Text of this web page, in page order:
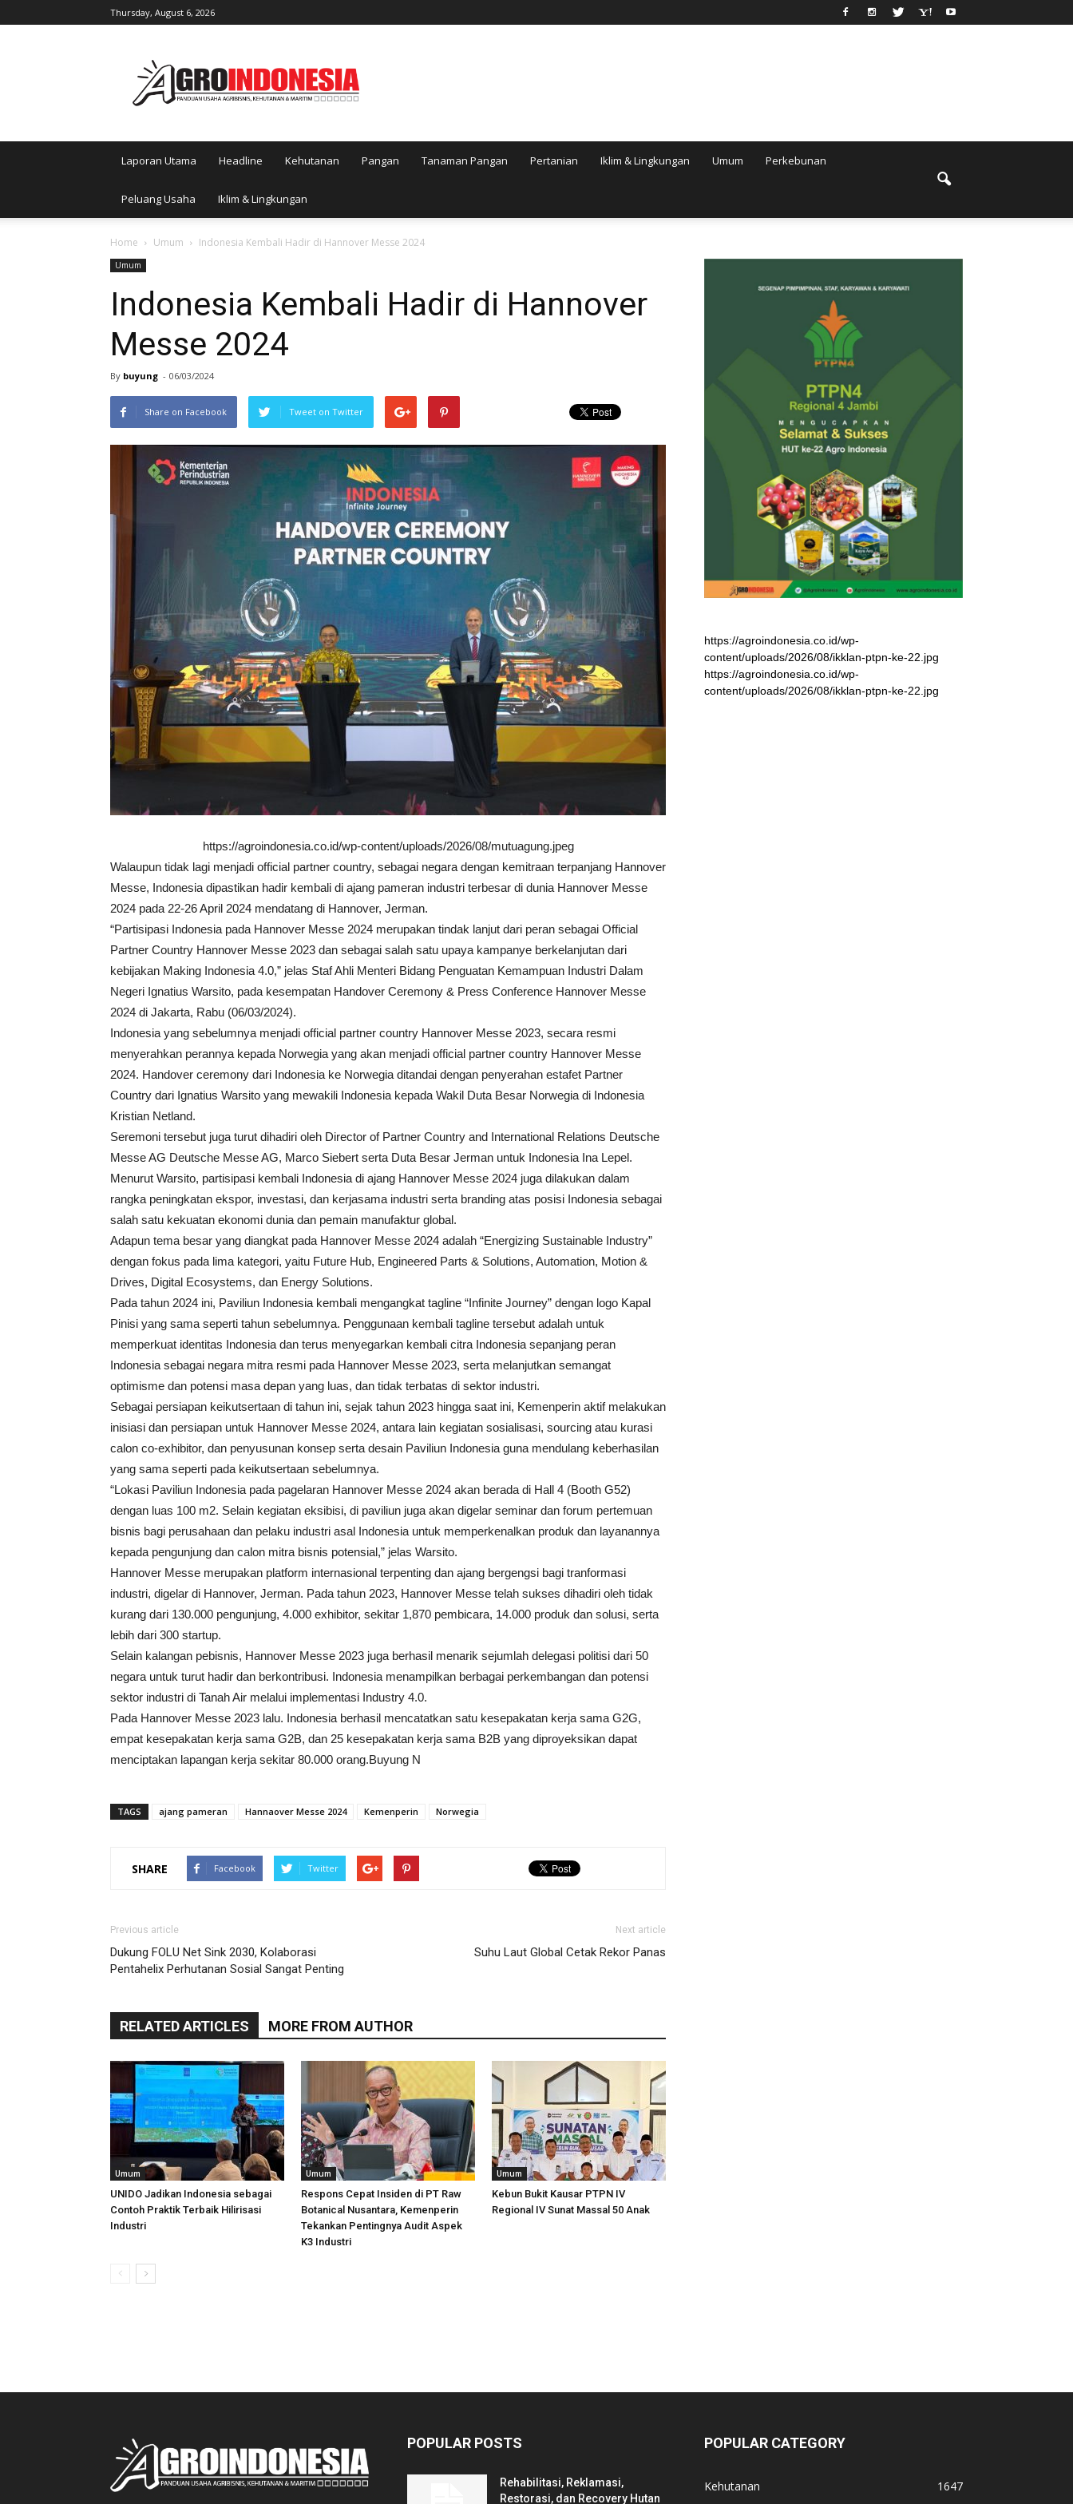
Thursday, August 6, 2026
Laporan Utama Headline Kehutanan Pangan Tanaman Pangan Pertanian Iklim & Lingkungan Umum Perkebunan
Peluang Usaha Iklim & Lingkungan
Home Umum Indonesia Kembali Hadir di Hannover Messe 2024
Umum
Indonesia Kembali Hadir di Hannover
Messe 2024
By buyung - 06/03/2024
Share on Facebook Tweet on Twitter
https://agroindonesia.co.id/wp-content/uploads/2026/08/mutuagung.jpeg
Walaupun tidak lagi menjadi official partner country, sebagai negara dengan kemitraan terpanjang Hannover
Messe, Indonesia dipastikan hadir kembali di ajang pameran industri terbesar di dunia Hannover Messe
2024 pada 22-26 April 2024 mendatang di Hannover, Jerman.
“Partisipasi Indonesia pada Hannover Messe 2024 merupakan tindak lanjut dari peran sebagai Official
Partner Country Hannover Messe 2023 dan sebagai salah satu upaya kampanye berkelanjutan dari
kebijakan Making Indonesia 4.0,” jelas Staf Ahli Menteri Bidang Penguatan Kemampuan Industri Dalam
Negeri Ignatius Warsito, pada kesempatan Handover Ceremony & Press Conference Hannover Messe
2024 di Jakarta, Rabu (06/03/2024).
Indonesia yang sebelumnya menjadi official partner country Hannover Messe 2023, secara resmi
menyerahkan perannya kepada Norwegia yang akan menjadi official partner country Hannover Messe
2024. Handover ceremony dari Indonesia ke Norwegia ditandai dengan penyerahan estafet Partner
Country dari Ignatius Warsito yang mewakili Indonesia kepada Wakil Duta Besar Norwegia di Indonesia
Kristian Netland.
Seremoni tersebut juga turut dihadiri oleh Director of Partner Country and International Relations Deutsche
Messe AG Deutsche Messe AG, Marco Siebert serta Duta Besar Jerman untuk Indonesia Ina Lepel.
Menurut Warsito, partisipasi kembali Indonesia di ajang Hannover Messe 2024 juga dilakukan dalam
rangka peningkatan ekspor, investasi, dan kerjasama industri serta branding atas posisi Indonesia sebagai
salah satu kekuatan ekonomi dunia dan pemain manufaktur global.
Adapun tema besar yang diangkat pada Hannover Messe 2024 adalah “Energizing Sustainable Industry”
dengan fokus pada lima kategori, yaitu Future Hub, Engineered Parts & Solutions, Automation, Motion &
Drives, Digital Ecosystems, dan Energy Solutions.
Pada tahun 2024 ini, Paviliun Indonesia kembali mengangkat tagline “Infinite Journey” dengan logo Kapal
Pinisi yang sama seperti tahun sebelumnya. Penggunaan kembali tagline tersebut adalah untuk
memperkuat identitas Indonesia dan terus menyegarkan kembali citra Indonesia sepanjang peran
Indonesia sebagai negara mitra resmi pada Hannover Messe 2023, serta melanjutkan semangat
optimisme dan potensi masa depan yang luas, dan tidak terbatas di sektor industri.
Sebagai persiapan keikutsertaan di tahun ini, sejak tahun 2023 hingga saat ini, Kemenperin aktif melakukan
inisiasi dan persiapan untuk Hannover Messe 2024, antara lain kegiatan sosialisasi, sourcing atau kurasi
calon co-exhibitor, dan penyusunan konsep serta desain Paviliun Indonesia guna mendulang keberhasilan
yang sama seperti pada keikutsertaan sebelumnya.
“Lokasi Paviliun Indonesia pada pagelaran Hannover Messe 2024 akan berada di Hall 4 (Booth G52)
dengan luas 100 m2. Selain kegiatan eksibisi, di paviliun juga akan digelar seminar dan forum pertemuan
bisnis bagi perusahaan dan pelaku industri asal Indonesia untuk memperkenalkan produk dan layanannya
kepada pengunjung dan calon mitra bisnis potensial,” jelas Warsito.
Hannover Messe merupakan platform internasional terpenting dan ajang bergengsi bagi tranformasi
industri, digelar di Hannover, Jerman. Pada tahun 2023, Hannover Messe telah sukses dihadiri oleh tidak
kurang dari 130.000 pengunjung, 4.000 exhibitor, sekitar 1,870 pembicara, 14.000 produk dan solusi, serta
lebih dari 300 startup.
Selain kalangan pebisnis, Hannover Messe 2023 juga berhasil menarik sejumlah delegasi politisi dari 50
negara untuk turut hadir dan berkontribusi. Indonesia menampilkan berbagai perkembangan dan potensi
sektor industri di Tanah Air melalui implementasi Industry 4.0.
Pada Hannover Messe 2023 lalu. Indonesia berhasil mencatatkan satu kesepakatan kerja sama G2G,
empat kesepakatan kerja sama G2B, dan 25 kesepakatan kerja sama B2B yang diproyeksikan dapat
menciptakan lapangan kerja sekitar 80.000 orang.Buyung N
TAGS ajang pameran Hannaover Messe 2024 Kemenperin Norwegia
SHARE Facebook Twitter
Previous article
Dukung FOLU Net Sink 2030, Kolaborasi
Pentahelix Perhutanan Sosial Sangat Penting
Next article
Suhu Laut Global Cetak Rekor Panas
RELATED ARTICLES MORE FROM AUTHOR
Umum
UNIDO Jadikan Indonesia sebagai
Contoh Praktik Terbaik Hilirisasi
Industri
Umum
Respons Cepat Insiden di PT Raw
Botanical Nusantara, Kemenperin
Tekankan Pentingnya Audit Aspek
K3 Industri
Umum
Kebun Bukit Kausar PTPN IV
Regional IV Sunat Massal 50 Anak
https://agroindonesia.co.id/wp-
content/uploads/2026/08/ikklan-ptpn-ke-22.jpg
https://agroindonesia.co.id/wp-
content/uploads/2026/08/ikklan-ptpn-ke-22.jpg
POPULAR POSTS
Rehabilitasi, Reklamasi,
Restorasi, dan Recovery Hutan
POPULAR CATEGORY
Kehutanan
1647